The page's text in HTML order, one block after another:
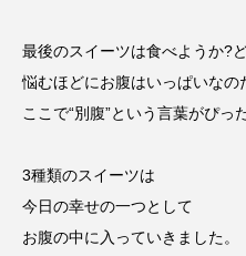
最後のスイーツは食べようか?
悩むほどにお腹はいっぱいなの
ここで“別腹”という言葉がぴっ
3種類のスイーツは
今日の幸せの一つとして
お腹の中に入っていきました。